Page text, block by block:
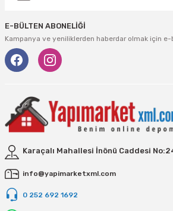
E-BÜLTEN ABONELİĞİ
Kampanya ve yeniliklerden haberdar olmak için
Karaçalı Mahallesi İnönü Caddesi
info@yapimarketxml.com
0 252 692 1692